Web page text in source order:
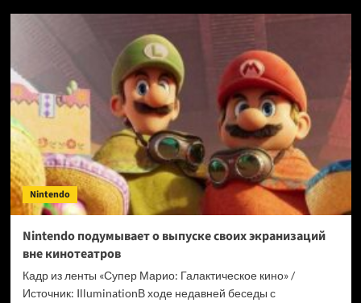
Nintendo
не планирует
повышать
стоимость
Switch
несмотря
на дефицит
ОЗУ
Nintendo
Nintendo подумывает о выпуске своих экранизаций
вне кинотеатров
Кадр из ленты «Супер Марио: Галактическое кино» /
Источник: IlluminationВ ходе недавней беседы с